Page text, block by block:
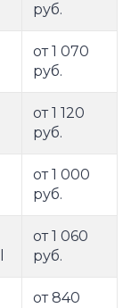
руб.
от 1 070
руб.
от 1 120
руб.
от 1 000
руб.
от 1 060
руб.
от 840